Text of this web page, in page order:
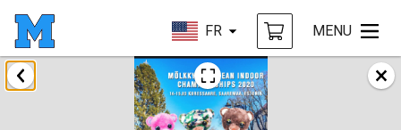
FR MENU
janvier 2022
Tournoi Mixte ASPTTOM